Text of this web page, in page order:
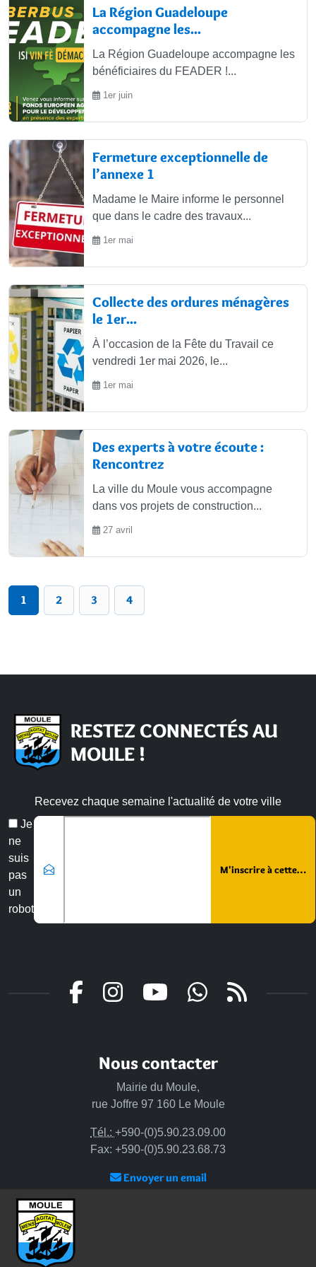
La Région Guadeloupe
accompagne les...
La Région Guadeloupe accompagne les
bénéficiaires du FEADER !...
1er juin
Fermeture exceptionnelle de
l’annexe 1
Madame le Maire informe le personnel
que dans le cadre des travaux...
1er mai
Collecte des ordures ménagères
le 1er...
À l’occasion de la Fête du Travail ce
vendredi 1er mai 2026, le...
1er mai
Des experts à votre écoute :
Rencontrez
La ville du Moule vous accompagne
dans vos projets de construction...
27 avril
1 2 3 4
RESTEZ CONNECTÉS AU
MOULE !
Recevez chaque semaine l'actualité de votre ville
Je
ne
suis
pas
un
robot
Email
Nous contacter
Mairie du Moule,
rue Joffre 97 160 Le Moule
Tél.: +590-(0)5.90.23.09.00
Fax: +590-(0)5.90.23.68.73
Envoyer un email